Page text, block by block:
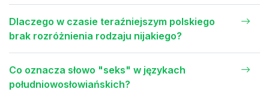
Dlaczego w czasie teraźniejszym polskiego
brak rozróżnienia rodzaju nijakiego?
Co oznacza słowo "seks" w językach
południowosłowiańskich?